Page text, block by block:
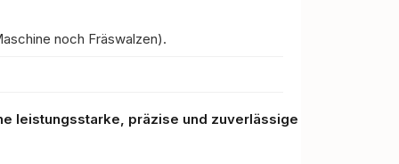
noch Fräswalzen).
leistungsstarke, präzise und zuverlässige